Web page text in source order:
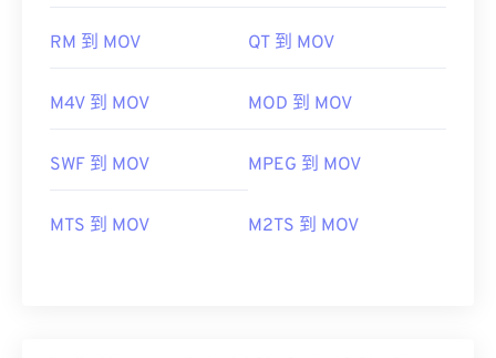
RM 到 MOV QT 到 MOV
M4V 到 MOV MOD 到 MOV
SWF 到 MOV MPEG 到 MOV
MTS 到 MOV M2TS 到 MOV